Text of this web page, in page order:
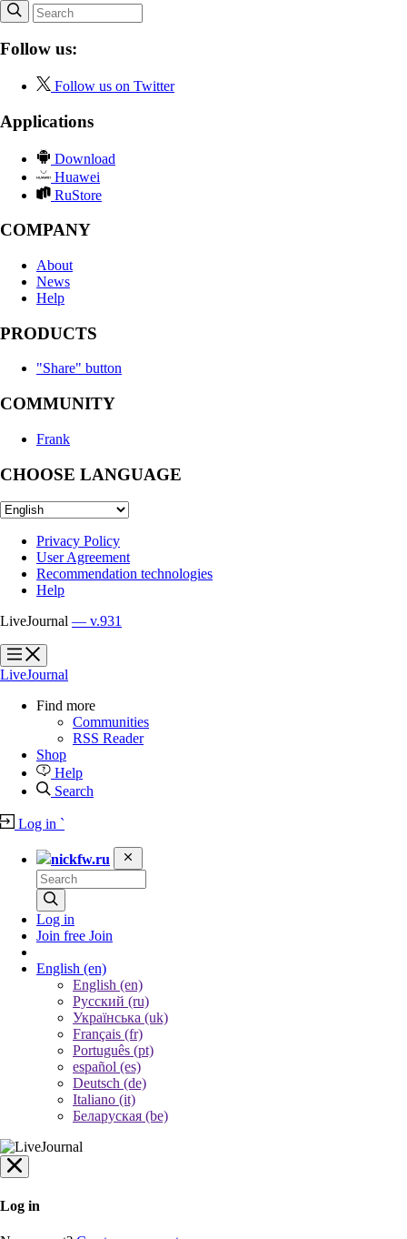
Follow us:
Follow us on Twitter
Applications
Download
Huawei
RuStore
COMPANY
About
News
Help
PRODUCTS
"Share" button
COMMUNITY
Frank
CHOOSE LANGUAGE
Privacy Policy
User Agreement
Recommendation technologies
Help
LiveJournal — v.931
?
?
LiveJournal
Find more
Communities
RSS Reader
Shop
Help
Search
Log in `
nickfw.ru
Log in
Join free Join
English (en)
English (en)
Русский (ru)
Українська (uk)
Français (fr)
Português (pt)
español (es)
Deutsch (de)
Italiano (it)
Беларуская (be)
Log in